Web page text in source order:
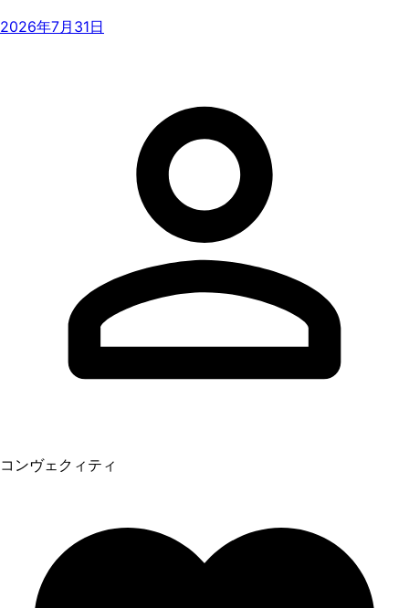
2026年7月31日
コンヴェクィティ